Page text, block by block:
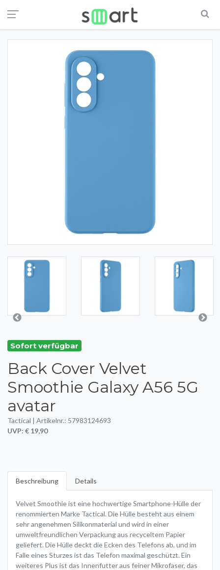
Sofort verfügbar
Back Cover Velvet
Smoothie Galaxy A56 5G
avatar
Tactical | Artikelnr.: 57983124693
UVP: € 19,90
Beschreibung Details
Velvet Smoothie ist eine hochwertige Smartphone-Hülle der
renommierten Marke Tactical. Die Hülle besteht aus einem
sehr angenehmen Silikonmaterial und wird in einer
umweltfreundlichen Verpackung aus recyceltem Papier
geliefert. Die Hülle deckt die Ecken des Telefons ab, und im
Falle eines Sturzes ist das Telefon maximal geschützt. Ein
weiteres Plus ist das Innenfutter aus feiner Mikrofaser, das